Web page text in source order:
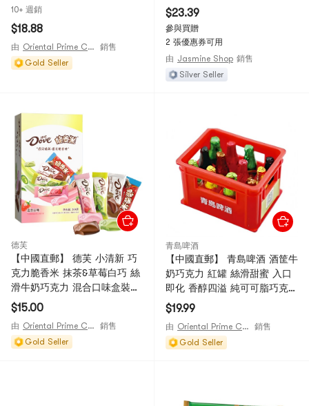
食伴手禮【純可可脂 抹茶清
香】【入口即化 絲滑濃鬱】
【/Nanaya同款】 75g
10+ 週銷
$18.88
由 Oriental Prime Choices
銷售
Gold Seller
18條)
$23.39
參與買贈
2 張優惠券可用
由 Jasmine Shop 銷售
Silver Seller
德芙
【中國直郵】 德芙 小清新 巧
克力脆香米 抹茶&草莓白巧 絲
滑牛奶巧克力 混合口味盒裝
休閒零食糖果小吃 204g
$15.00
由 Oriental Prime Choices
銷售
Gold Seller
青島啤酒
【中國直郵】 青島啤酒 酒筐牛
奶巧克力 紅罐 絲滑甜蜜 入口
即化 香醇四溢 純可可脂巧克力
博物館官方文創 休閒零食 伴手
禮 72g
$19.99
由 Oriental Prime Choices
銷售
Gold Seller